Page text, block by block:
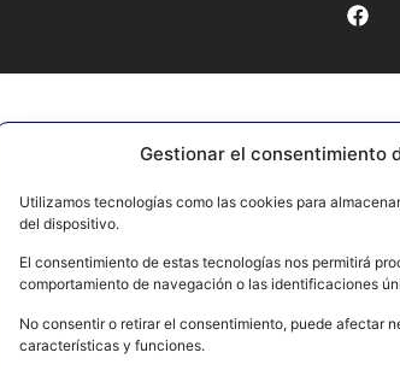
Gestionar el consentimiento
Utilizamos tecnologías como las cookies para
del dispositivo.
El consentimiento de estas tecnologías nos permitirá
comportamiento de navegación o las identificaciones
No consentir o retirar el consentimiento, puede afectar
características y funciones.